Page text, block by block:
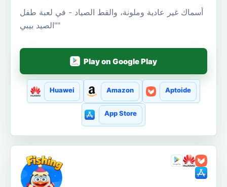
أسماك غير عادية وملونة، والقط الصياد - في لعبة طفل
"الصيد بيبي"
Play on Google Play
Huawei Amazon Aptoide
App Store